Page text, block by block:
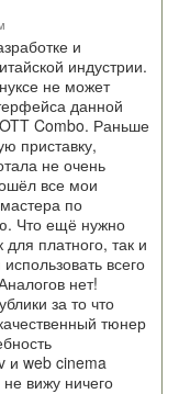
и
индустрии.
не может
данной
Combo. Раньше
приставку,
не очень
все мои
по
Что ещё нужно
платного, так и
всего
нет!
за то что
тюнер
и web cinema
вижу ничего